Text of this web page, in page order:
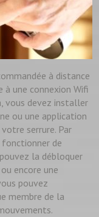
à distance
une connexion Wifi
vous devez installer
ou une application
serrure. Par
fonctionner de
la débloquer
encore une
pouvez
membre de la